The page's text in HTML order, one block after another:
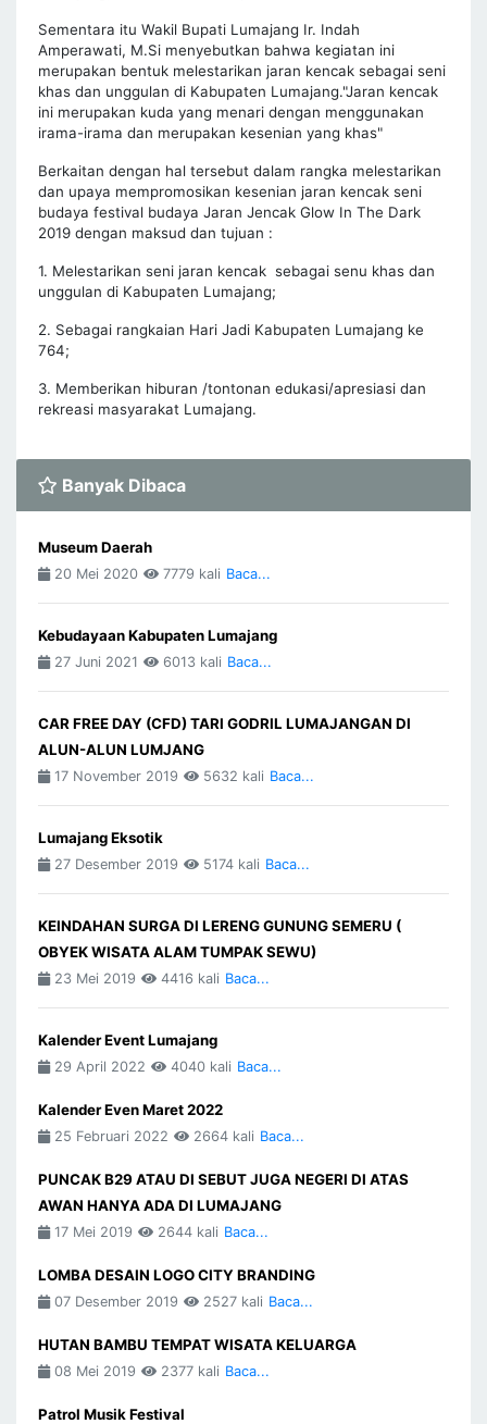
Sementara itu Wakil Bupati Lumajang Ir. Indah
Amperawati, M.Si menyebutkan bahwa kegiatan ini
merupakan bentuk melestarikan jaran kencak sebagai seni
khas dan unggulan di Kabupaten Lumajang."Jaran kencak
ini merupakan kuda yang menari dengan menggunakan
irama-irama dan merupakan kesenian yang khas"
Berkaitan dengan hal tersebut dalam rangka melestarikan
dan upaya mempromosikan kesenian jaran kencak seni
budaya festival budaya Jaran Jencak Glow In The Dark
2019 dengan maksud dan tujuan :
1. Melestarikan seni jaran kencak sebagai senu khas dan
unggulan di Kabupaten Lumajang;
2. Sebagai rangkaian Hari Jadi Kabupaten Lumajang ke
764;
3. Memberikan hiburan /tontonan edukasi/apresiasi dan
rekreasi masyarakat Lumajang.
Banyak Dibaca
Museum Daerah
20 Mei 2020 7779 kali Baca...
Kebudayaan Kabupaten Lumajang
27 Juni 2021 6013 kali Baca...
CAR FREE DAY (CFD) TARI GODRIL LUMAJANGAN DI
ALUN-ALUN LUMJANG
17 November 2019 5632 kali Baca...
Lumajang Eksotik
27 Desember 2019 5174 kali Baca...
KEINDAHAN SURGA DI LERENG GUNUNG SEMERU (
OBYEK WISATA ALAM TUMPAK SEWU)
23 Mei 2019 4416 kali Baca...
Kalender Event Lumajang
29 April 2022 4040 kali Baca...
Kalender Even Maret 2022
25 Februari 2022 2664 kali Baca...
PUNCAK B29 ATAU DI SEBUT JUGA NEGERI DI ATAS
AWAN HANYA ADA DI LUMAJANG
17 Mei 2019 2644 kali Baca...
LOMBA DESAIN LOGO CITY BRANDING
07 Desember 2019 2527 kali Baca...
HUTAN BAMBU TEMPAT WISATA KELUARGA
08 Mei 2019 2377 kali Baca...
Patrol Musik Festival